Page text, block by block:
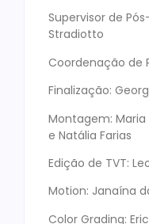
Supervisor de
Stradiotto
Coordenação de
Finalização:
Montagem: Maria
e Natália Farias
Edição de TVT:
Motion: Janaína
Color Grading: